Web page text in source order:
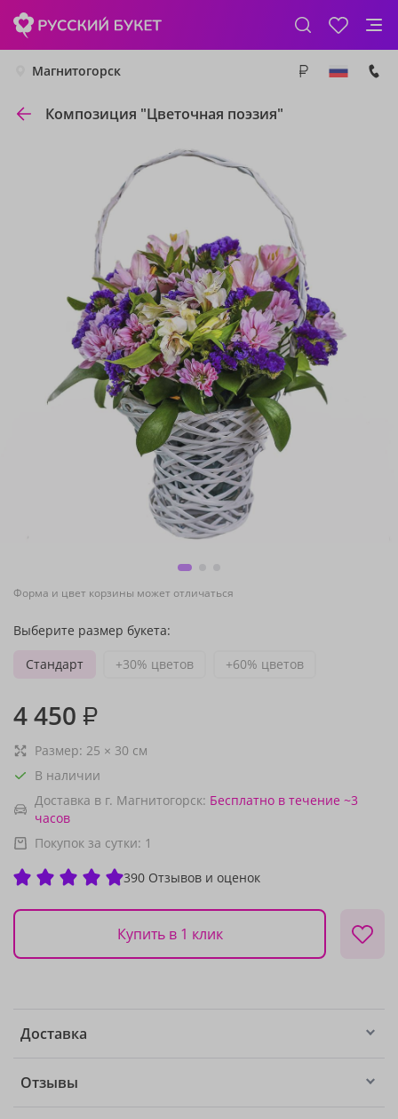
Магнитогорск
Композиция "Цветочная поэзия"
Форма и цвет корзины может отличаться
Выберите размер букета:
Стандарт
+30% цветов +60% цветов
4 450 ₽
Размер: 25 × 30 см
В наличии
Доставка в г. Магнитогорск: Бесплатно в течение ~3
часов
Покупок за сутки: 1
390 Отзывов и оценок
Купить в 1 клик
Доставка
Отзывы